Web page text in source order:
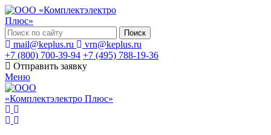
Поиск
mail@keplus.ru
vrn@keplus.ru
+7 (800) 700-39-94 +7 (495) 788-19-36
Отправить заявку
Меню